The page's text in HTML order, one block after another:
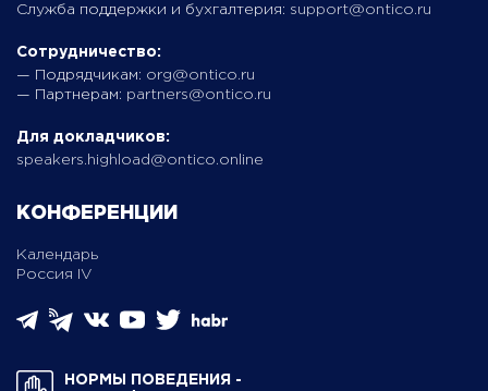
Служба поддержки и бухгалтерия: support@ontico.ru
Сотрудничество:
— Подрядчикам: org@ontico.ru
— Партнерам: partners@ontico.ru
Для докладчиков:
speakers.highload@ontico.online
КОНФЕРЕНЦИИ
Календарь
Россия IV
НОРМЫ ПОВЕДЕНИЯ ­